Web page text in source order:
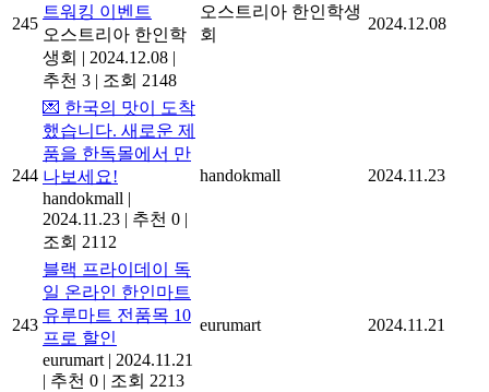
245
트워킹 이벤트
오스트리아 한인학
생회 | 2024.12.08 |
추천 3 | 조회 2148
오스트리아 한인학생
회
2024.12.08
244
💌 한국의 맛이 도착
했습니다. 새로운 제
품을 한독몰에서 만
나보세요!
handokmall |
2024.11.23 | 추천 0 |
조회 2112
handokmall 2024.11.23
243
블랙 프라이데이 독
일 온라인 한인마트
유루마트 전품목 10
프로 할인
eurumart | 2024.11.21
| 추천 0 | 조회 2213
eurumart 2024.11.21